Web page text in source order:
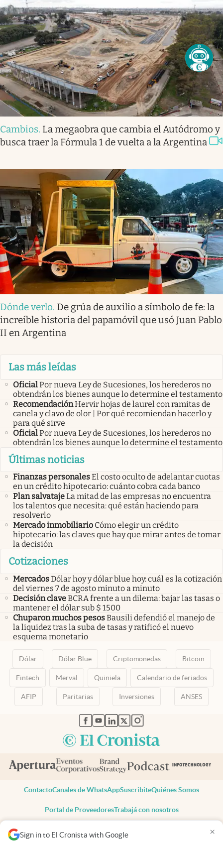
Sign in to El Cronista with Google ×
Cambios. La megaobra que cambia el Autódromo y
busca traer la Fórmula 1 de vuelta a la Argentina
Dónde verlo. De grúa de auxilio a símbolo de fe: la
increíble historia del papamóvil que usó Juan Pablo
II en Argentina
Las más leídas
OficialPor nueva Ley de Sucesiones, los herederos no
obtendrán los bienes aunque lo determine el testamento
RecomendaciónHervir hojas de laurel con ramitas de
canela y clavo de olor | Por qué recomiendan hacerlo y
para qué sirve
OficialPor nueva Ley de Sucesiones, los herederos no
obtendrán los bienes aunque lo determine el testamento
Últimas noticias
Finanzas personalesEl costo oculto de adelantar cuotas
en un crédito hipotecario: cuánto cobra cada banco
Plan salvatajeLa mitad de las empresas no encuentra
los talentos que necesita: qué están haciendo para
resolverlo
Mercado inmobiliario Cómo elegir un crédito
hipotecario: las claves que hay que mirar antes de tomar
la decisión
Cotizaciones
MercadosDólar hoy y dólar blue hoy: cuál es la cotización
del viernes 7 de agosto minuto a minuto
Decisión claveBCRA frente a un dilema: bajar las tasas o
mantener el dólar sub $ 1500
Chuparon muchos pesosBausili defendió el manejo de
la liquidez tras la suba de tasas y ratificó el nuevo
esquema monetario
Dólar Dólar Blue Criptomonedas Bitcoin
Fintech Merval Quiniela Calendario de feriados
AFIP Paritarias Inversiones ANSES
abre en nueva pestaña
abre en nueva pestaña
abre en nueva pestaña
abre en nueva pestaña
abre en nueva pestaña
ContactoCanales de WhatsAppSuscribiteQuiénes Somos
Portal de ProveedoresTrabajá con nosotros
Todos los derechos reservados